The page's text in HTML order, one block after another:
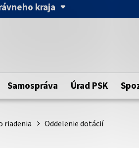
kraja
samosprávneho kraja.
Samospráva Úrad PSK
riadenia Oddelenie dotácií